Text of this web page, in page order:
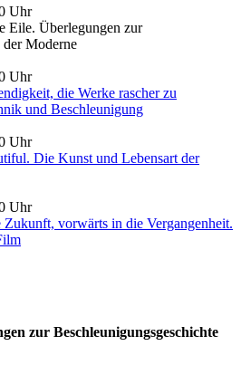
Uhr
Eile. Überlegungen zur
der Moderne
Uhr
die Werke rascher zu
und Beschleunigung
Uhr
Die Kunst und Lebensart der
Uhr
vorwärts in die Vergangenheit.
zur Beschleunigungsgeschichte